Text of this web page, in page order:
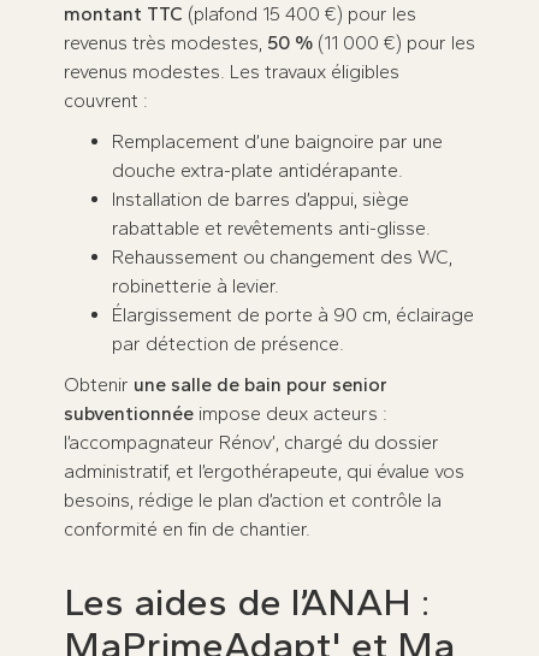
montant TTC (plafond 15 400 €) pour les
revenus très modestes, 50 %(11 000 €) pour les
revenus modestes. Les travaux éligibles
couvrent :
Remplacement d’une baignoire par une
douche extra-plate antidérapante.
Installation de barres d’appui, siège
rabattable et revêtements anti-glisse.
Rehaussement ou changement des WC,
robinetterie à levier.
Élargissement de porte à 90 cm, éclairage
par détection de présence.
Obtenir une salle de bain pour senior
subventionnéeimpose deux acteurs :
l’accompagnateur Rénov’, chargé du dossier
administratif, et l’ergothérapeute, qui évalue vos
besoins, rédige le plan d’action et contrôle la
conformité en fin de chantier.
Les aides de l’ANAH :
MaPrimeAdapt' et Ma